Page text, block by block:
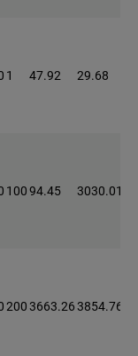
1 47.92 29.68
10094.45 3030.01
2003663.263854.76